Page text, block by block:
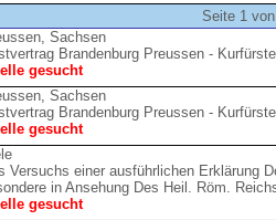
Seite 1
Sachsen
Brandenburg Preussen -
gesucht
Sachsen
Brandenburg Preussen -
gesucht
Versuchs einer ausführlichen Erklärung
in Ansehung Des Heil. Röm.
gesucht